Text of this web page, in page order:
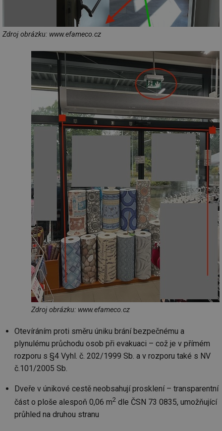
Zdroj obrázku: www.efameco.cz
Zdroj obrázku: www.efameco.cz
Otevíráním proti směru úniku brání bezpečnému a
plynulému průchodu osob při evakuaci – což je v přímém
rozporu s §4 Vyhl. č. 202/1999 Sb. a v rozporu také s NV
č.101/2005 Sb.
Dveře v únikové cestě neobsahují prosklení – transparentní
část o ploše alespoň 0,06 m2 dle ČSN 73 0835, umožňující
průhled na druhou stranu